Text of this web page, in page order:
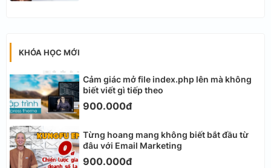
KHÓA HỌC MỚI
Cảm giác mở file index.php lên mà không
biết viết gì tiếp theo
900.000đ
Từng hoang mang không biết bắt đầu từ
đâu với Email Marketing
900.000đ